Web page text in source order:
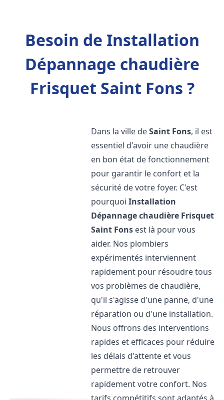
Besoin de Installation
Dépannage chaudière
Frisquet Saint Fons ?
Dans la ville deSaint Fons, il est
essentiel d'avoir une chaudière
en bon état de fonctionnement
pour garantir le confort et la
sécurité de votre foyer. C'est
pourquoiInstallation
Dépannage chaudière Frisquet
Saint Fons est là pour vous
aider. Nos plombiers
expérimentés interviennent
rapidement pour résoudre tous
vos problèmes de chaudière,
qu'il s'agisse d'une panne, d'une
réparation ou d'une installation.
Nous offrons des interventions
rapides et efficaces pour réduire
les délais d'attente et vous
permettre de retrouver
rapidement votre confort. Nos